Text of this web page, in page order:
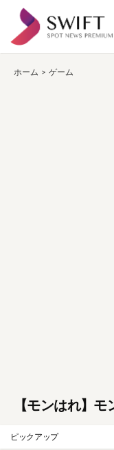
テ
ホーム > ゲーム
【モンはれ】
ピックアップ